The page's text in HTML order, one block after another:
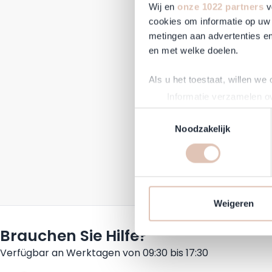
Wij en onze 1022 partners
cookies om informatie op
metingen aan advertenties
en met welke doelen.
Als u het toestaat, willen we
Informatie verzamelen
Uw apparaat
Lees meer over hoe uw
toestemming op elk
technieken). Met deze
en mogelijk ook buiten,
Noodzakelijk
Weigeren
Brauchen Sie Hilfe?
Verfügbar an Werktagen von 09:30 bis 17:30